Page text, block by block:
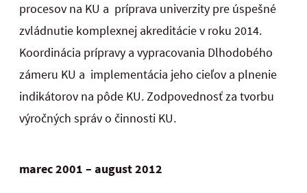
procesov na KU a príprava univerzity pre úspešné
zvládnutie komplexnej akreditácie v roku 2014.
Koordinácia prípravy a vypracovania Dlhodobého
zámeru KU a implementácia jeho cieľov a plnenie
indikátorov na pôde KU. Zodpovednosť za tvorbu
výročných správ o činnosti KU.
marec 2001 – august 2012